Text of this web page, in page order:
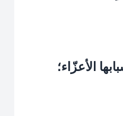
الأعزّاء؛